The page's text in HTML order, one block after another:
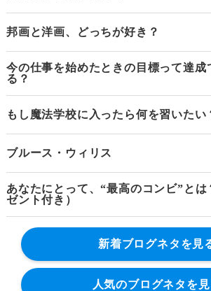
邦画と洋画、どっちが好き？
今の仕事を始めたときの目標って達成
る？
もし魔法学校に入ったら何を習いたい
ブルース・ウィリス
あなたにとって、“最高のコンビ”とは
ゼント付き）
新着ブログネタを見
人気のブログネタを